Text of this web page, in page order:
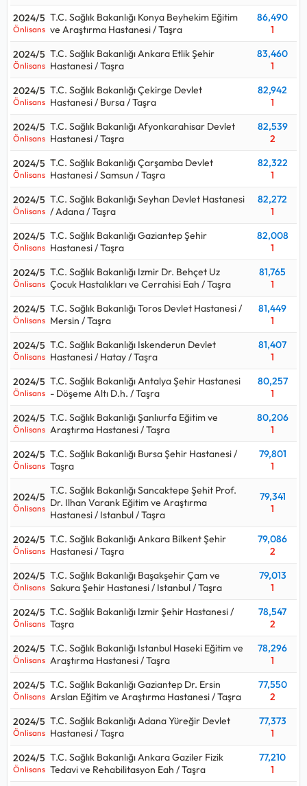
2024/5
Önlisans
T.C. Sağlık Bakanlığı Konya Beyhekim Eğitim
ve Araştırma Hastanesi / Taşra
86,490
1
2024/5
Önlisans
T.C. Sağlık Bakanlığı Ankara Etlik Şehir
Hastanesi / Taşra
83,460
1
2024/5
Önlisans
T.C. Sağlık Bakanlığı Çekirge Devlet
Hastanesi / Bursa / Taşra
82,942
1
2024/5
Önlisans
T.C. Sağlık Bakanlığı Afyonkarahisar Devlet
Hastanesi / Taşra
82,539
2
2024/5
Önlisans
T.C. Sağlık Bakanlığı Çarşamba Devlet
Hastanesi / Samsun / Taşra
82,322
1
2024/5
Önlisans
T.C. Sağlık Bakanlığı Seyhan Devlet Hastanesi
/ Adana / Taşra
82,272
1
2024/5
Önlisans
T.C. Sağlık Bakanlığı Gaziantep Şehir
Hastanesi / Taşra
82,008
1
2024/5
Önlisans
T.C. Sağlık Bakanlığı Izmir Dr. Behçet Uz
Çocuk Hastalıkları ve Cerrahisi Eah / Taşra
81,765
1
2024/5
Önlisans
T.C. Sağlık Bakanlığı Toros Devlet Hastanesi /
Mersin / Taşra
81,449
1
2024/5
Önlisans
T.C. Sağlık Bakanlığı Iskenderun Devlet
Hastanesi / Hatay / Taşra
81,407
1
2024/5
Önlisans
T.C. Sağlık Bakanlığı Antalya Şehir Hastanesi
- Döşeme Altı D.h. / Taşra
80,257
1
2024/5
Önlisans
T.C. Sağlık Bakanlığı Şanlıurfa Eğitim ve
Araştırma Hastanesi / Taşra
80,206
1
2024/5
Önlisans
T.C. Sağlık Bakanlığı Bursa Şehir Hastanesi /
Taşra
79,801
1
2024/5
Önlisans
T.C. Sağlık Bakanlığı Sancaktepe Şehit Prof.
Dr. Ilhan Varank Eğitim ve Araştırma
Hastanesi / Istanbul / Taşra
79,341
1
2024/5
Önlisans
T.C. Sağlık Bakanlığı Ankara Bilkent Şehir
Hastanesi / Taşra
79,086
2
2024/5
Önlisans
T.C. Sağlık Bakanlığı Başakşehir Çam ve
Sakura Şehir Hastanesi / Istanbul / Taşra
79,013
1
2024/5
Önlisans
T.C. Sağlık Bakanlığı Izmir Şehir Hastanesi /
Taşra
78,547
2
2024/5
Önlisans
T.C. Sağlık Bakanlığı Istanbul Haseki Eğitim ve
Araştırma Hastanesi / Taşra
78,296
1
2024/5
Önlisans
T.C. Sağlık Bakanlığı Gaziantep Dr. Ersin
Arslan Eğitim ve Araştırma Hastanesi / Taşra
77,550
2
2024/5
Önlisans
T.C. Sağlık Bakanlığı Adana Yüreğir Devlet
Hastanesi / Taşra
77,373
1
2024/5
Önlisans
T.C. Sağlık Bakanlığı Ankara Gaziler Fizik
Tedavi ve Rehabilitasyon Eah / Taşra
77,210
1